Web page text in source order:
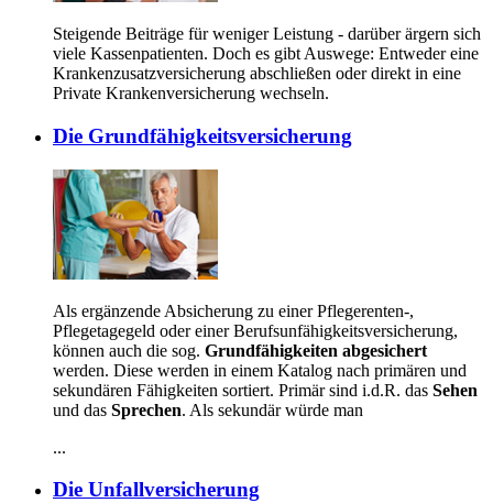
Steigende Beiträge für weniger Leistung - darüber ärgern sich
viele Kassenpatienten. Doch es gibt Auswege: Entweder eine
Krankenzusatzversicherung abschließen oder direkt in eine
Private Krankenversicherung wechseln.
Die Grundfähigkeitsversicherung
Als ergänzende Absicherung zu einer Pflegerenten-,
Pflegetagegeld oder einer Berufsunfähigkeitsversicherung,
können auch die sog. Grundfähigkeiten abgesichert
werden. Diese werden in einem Katalog nach primären und
sekundären Fähigkeiten sortiert. Primär sind i.d.R. das Sehen
und das Sprechen. Als sekundär würde man
...
Die Unfallversicherung